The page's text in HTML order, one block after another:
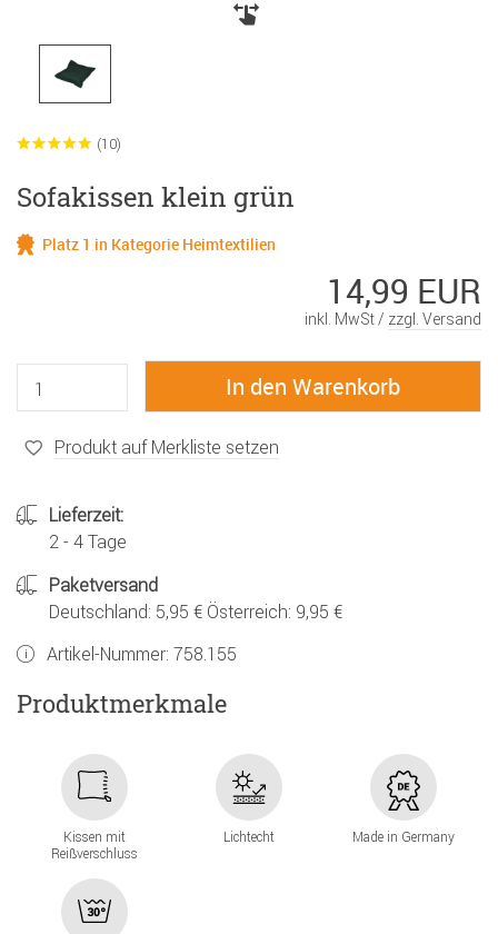
(10)
Sofakissen klein grün
Platz 1 in Kategorie Heimtextilien
14,99 EUR
inkl. MwSt / zzgl. Versand
Produkt auf Merkliste setzen
Lieferzeit:
2 - 4 Tage
Paketversand
Deutschland: 5,95 € Österreich: 9,95 €
Artikel-Nummer: 758.155
Produktmerkmale
Kissen mit
Reißverschluss
Lichtecht Made in Germany